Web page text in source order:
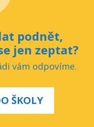
podnět,
jen zeptat?
vám odpovíme.
ŠKOLY